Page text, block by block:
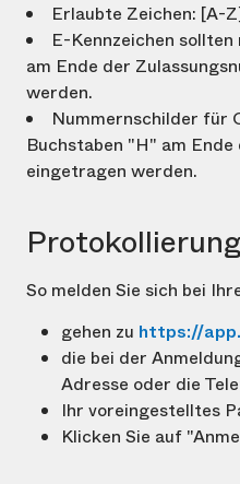
Erlaubte Zeichen: [A-
E-Kennzeichen
am Ende der
werden.
Nummernschilder für
Buchstaben "H" am Ende
eingetragen werden.
Protokollierung
So melden Sie sich bei
gehen zu https://
die bei der
Adresse oder die
Ihr voreingestelltes
Klicken Sie auf